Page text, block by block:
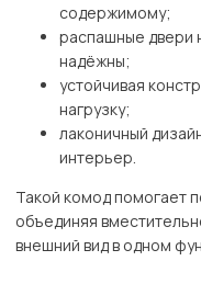
содержимому;
распашные двери
надёжны;
устойчивая
нагрузку;
лаконичный
интерьер.
Такой комод помогает
объединяя
внешний вид в одном